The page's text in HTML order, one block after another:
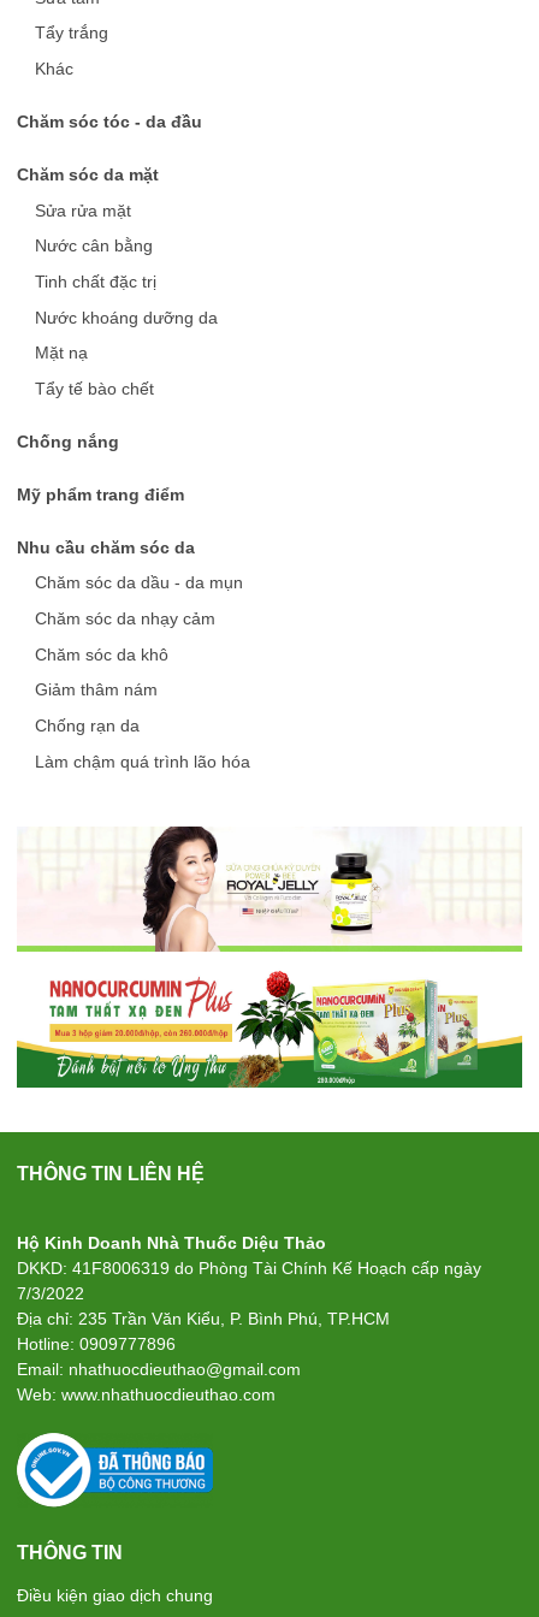
Tẩy trắng
Khác
Chăm sóc tóc - da đầu
Chăm sóc da mặt
Sửa rửa mặt
Nước cân bằng
Tinh chất đặc trị
Nước khoáng dưỡng da
Mặt nạ
Tẩy tế bào chết
Chống nắng
Mỹ phẩm trang điểm
Nhu cầu chăm sóc da
Chăm sóc da dầu - da mụn
Chăm sóc da nhạy cảm
Chăm sóc da khô
Giảm thâm nám
Chống rạn da
Làm chậm quá trình lão hóa
THÔNG TIN LIÊN HỆ
Hộ Kinh Doanh Nhà Thuốc Diệu Thảo
DKKD: 41F8006319 do Phòng Tài Chính Kế Hoạch cấp ngày
7/3/2022
Địa chỉ: 235 Trần Văn Kiểu, P. Bình Phú, TP.HCM
Hotline: 0909777896
Email: nhathuocdieuthao@gmail.com
Web: www.nhathuocdieuthao.com
THÔNG TIN
Điều kiện giao dịch chung